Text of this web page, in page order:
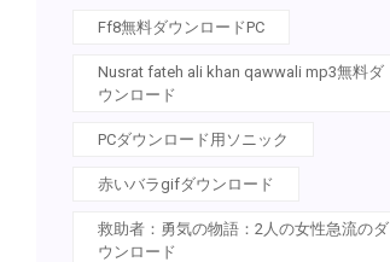
Ff8無料ダウンロードPC
Nusrat fateh ali khan qawwali mp3無料ダ
ウンロード
PCダウンロード用ソニック
赤いバラgifダウンロード
救助者：勇気の物語：2人の女性急流のダ
ウンロード